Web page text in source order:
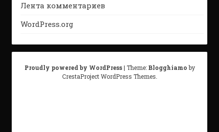
Лента комментариев
WordPress.org
Proudly powered by WordPress| Theme: Blogghiamo by
CrestaProject WordPress Themes.